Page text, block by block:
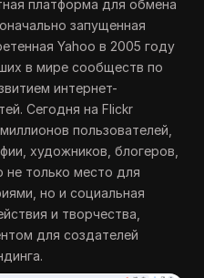
платформа для обмена
запущенная
Yahoo в 2005 году
в мире сообществ по
интернет-
Сегодня на Flickr
пользователей,
художников, блогеров,
не только место для
но и социальная
и творчества,
для создателей